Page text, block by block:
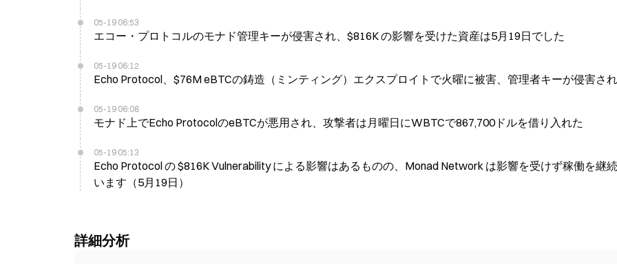
05-19 06:53
エコー・プロトコルのモナド管理キーが侵害され、$816K の影響を受けた資産は5月19日でした
05-19 06:12
Echo Protocol、$76M eBTCの鋳造（ミンティング）エクスプロイトで火曜に被害、管理者キーが侵害さ
05-19 06:08
モナド上でEcho ProtocolのeBTCが悪用され、攻撃者は月曜日にWBTCで867,700ドルを借り入れた
05-19 05:13
Echo Protocol の $816K Vulnerability による影響はあるものの、Monad Network は影響を受けず稼働を継
います（5月19日）
詳細分析